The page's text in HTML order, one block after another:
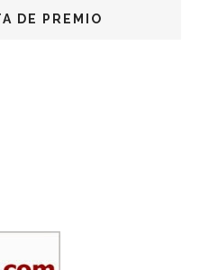
DE PREMIO